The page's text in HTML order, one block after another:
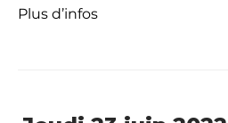
Plus d’infos